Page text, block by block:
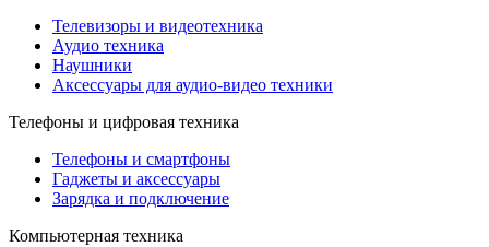
Телевизоры и видеотехника
Аудио техника
Наушники
Аксессуары для аудио-видео техники
Телефоны и цифровая техника
Телефоны и смартфоны
Гаджеты и аксессуары
Зарядка и подключение
Компьютерная техника